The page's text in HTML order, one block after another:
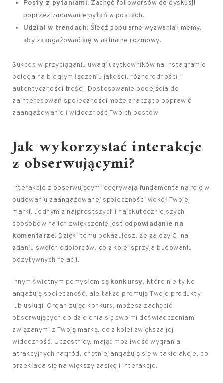
Posty z pytaniami: Zachęć followersów do dyskusji
poprzez zadawanie pytań w postach.
Udział w trendach: Śledź popularne wyzwania i memy,
aby zaangażować się w aktualne rozmowy.
Sukces w przyciąganiu uwagi użytkowników na Instagramie
polega na biegłym łączeniu jakości, różnorodności i
autentyczności treści. Dostosowanie podejścia do
zainteresowań społeczności może znacząco poprawić
zaangażowanie i widoczność Twoich postów.
Jak wykorzystać interakcje
z obserwującymi?
Interakcje z obserwującymi odgrywają fundamentalną rolę w
budowaniu zaangażowanej społeczności wokół Twojej
marki. Jednym z najprostszych i najskuteczniejszych
sposobów na ich zwiększenie jest odpowiadanie na
komentarze. Dzięki temu pokazujesz, że zależy Ci na
zdaniu swoich odbiorców, co z kolei sprzyja budowaniu
pozytywnych relacji.
Innym świetnym pomysłem są konkursy, które nie tylko
angażują społeczność, ale także promują Twoje produkty
lub usługi. Organizując konkurs, możesz zachęcić
obserwujących do dzielenia się swoimi doświadczeniami
związanymi z Twoją marką, co z kolei zwiększa jej
widoczność. Uczestnicy, mając możliwość wygrania
atrakcyjnych nagród, chętniej angażują się w takie akcje, co
przekłada się na większy zasięg i interakcje.